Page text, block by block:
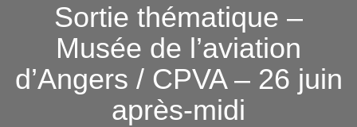
T
Sortie thématique –
Musée de l’aviation
d’Angers / CPVA – 26 juin
après-midi